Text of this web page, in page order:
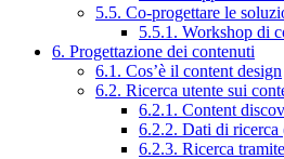
5.5. Co-progettare le
5.5.1. Workshop di
6. Progettazione dei contenuti
6.1. Cos’è il content design
6.2. Ricerca utente sui
6.2.1. Content
6.2.2. Dati di ricerca
6.2.3. Ricerca